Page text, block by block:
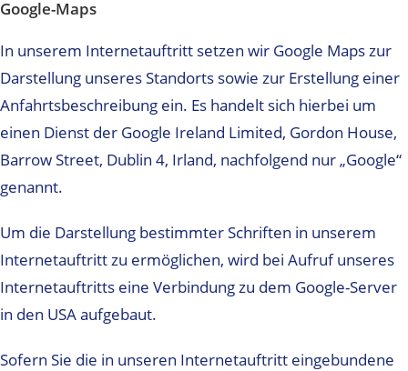
Google-Maps
In unserem Internetauftritt setzen wir Google Maps zur
Darstellung unseres Standorts sowie zur Erstellung einer
Anfahrtsbeschreibung ein. Es handelt sich hierbei um
einen Dienst der Google Ireland Limited, Gordon House,
Barrow Street, Dublin 4, Irland, nachfolgend nur „Google“
genannt.
Um die Darstellung bestimmter Schriften in unserem
Internetauftritt zu ermöglichen, wird bei Aufruf unseres
Internetauftritts eine Verbindung zu dem Google-Server
in den USA aufgebaut.
Sofern Sie die in unseren Internetauftritt eingebundene